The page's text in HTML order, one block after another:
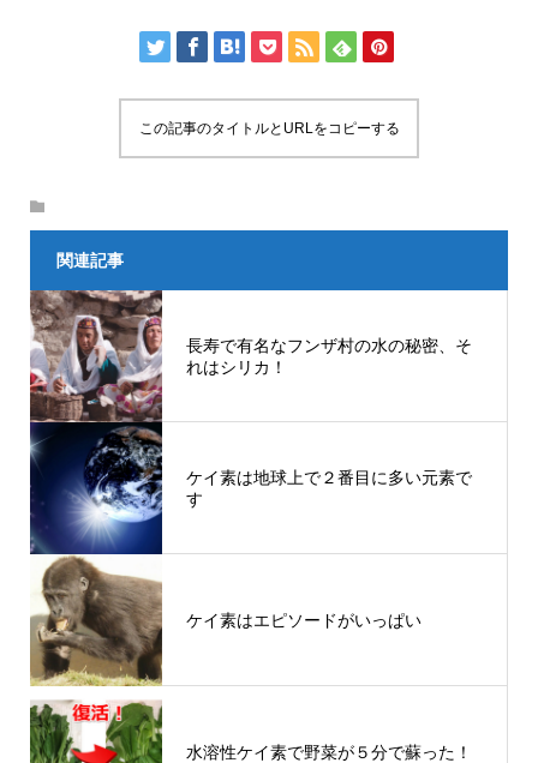
この記事のタイトルとURLをコピーする
関連記事
長寿で有名なフンザ村の水の秘密、そ
れはシリカ！
ケイ素は地球上で２番目に多い元素で
す
ケイ素はエピソードがいっぱい
水溶性ケイ素で野菜が５分で蘇った！